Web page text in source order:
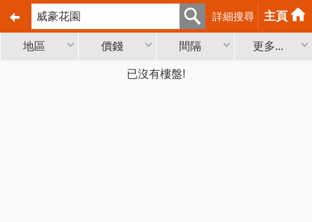
詳細搜尋 主頁
地區 價錢 間隔 更多...
已沒有樓盤!